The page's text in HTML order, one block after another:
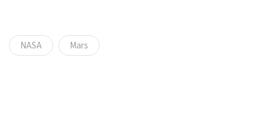
NASA Mars